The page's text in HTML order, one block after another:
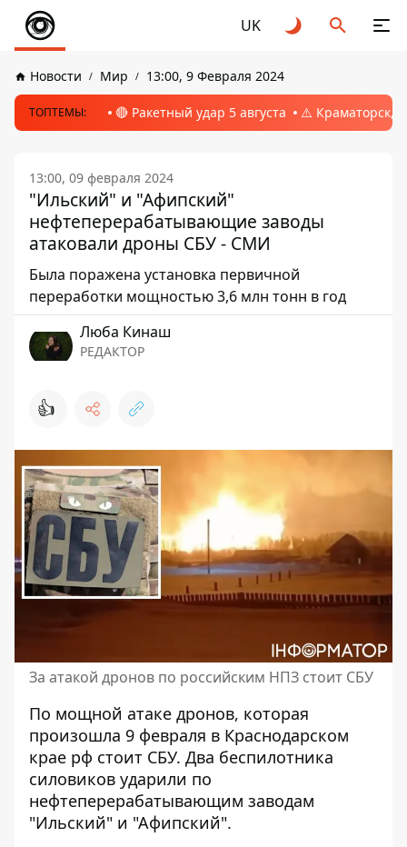
UK
Новости Мир 13:00, 9 Февраля 2024
ТОПТЕМЫ: 🔴 Ракетный удар 5 августа ⚠️ Краматорск,
13:00, 09 февраля 2024
"Ильский" и "Афипский"
нефтеперерабатывающие заводы
атаковали дроны СБУ - СМИ
Была поражена установка первичной
переработки мощностью 3,6 млн тонн в год
Люба Кинаш
РЕДАКТОР
👍
За атакой дронов по российским НПЗ стоит СБУ
По мощной атаке дронов, которая
произошла 9 февраля в Краснодарском
крае рф стоит СБУ. Два беспилотника
силовиков ударили по
нефтеперерабатывающим заводам
"Ильский" и "Афипский".